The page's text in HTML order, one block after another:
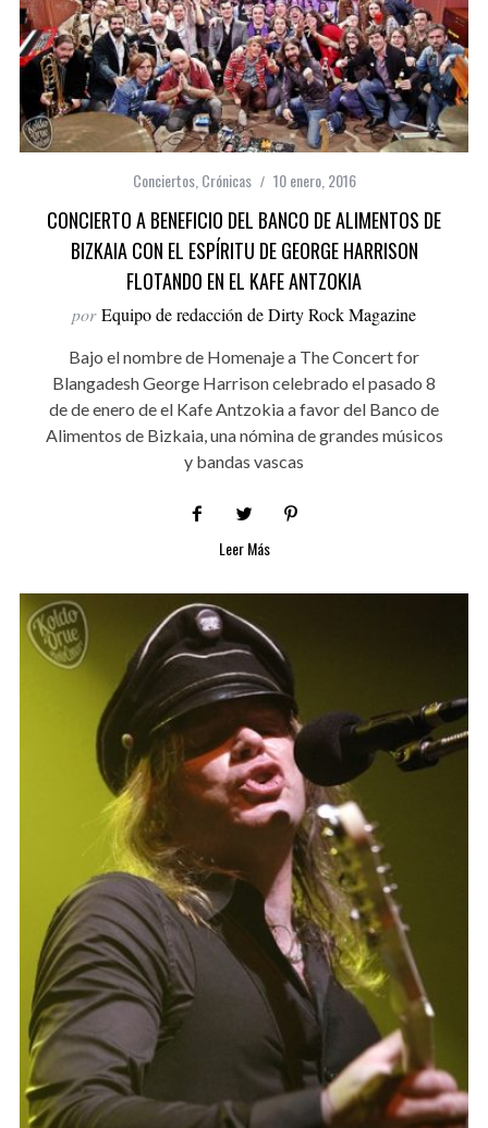
Conciertos, Crónicas 10 enero, 2016
CONCIERTO A BENEFICIO DEL BANCO DE ALIMENTOS DE
BIZKAIA CON EL ESPÍRITU DE GEORGE HARRISON
FLOTANDO EN EL KAFE ANTZOKIA
por Equipo de redacción de Dirty Rock Magazine
Bajo el nombre de Homenaje a The Concert for
Blangadesh George Harrison celebrado el pasado 8
de de enero de el Kafe Antzokia a favor del Banco de
Alimentos de Bizkaia, una nómina de grandes músicos
y bandas vascas
Leer Más